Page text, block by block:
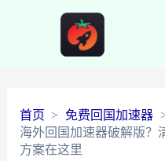
首页
免费回国加速器
海外回国加速器破解版？
方案在这里